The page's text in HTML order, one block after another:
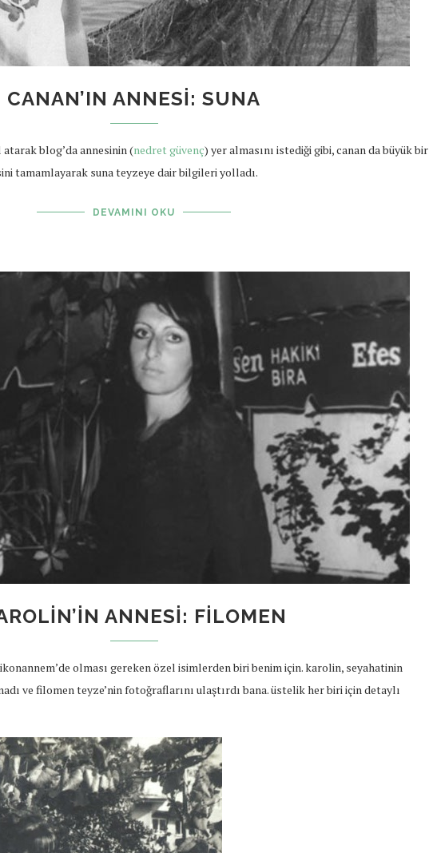
CANAN’IN ANNESI: SUNA
atarak blog’da annesinin (nedret güvenç) yer almasını istediği gibi, canan da büyük bir
tamamlayarak suna teyzeye dair bilgileri yolladı.
DEVAMINI OKU
ANNESI: FILOMEN
olması gereken özel isimlerden biri benim için. karolin, seyahatinin
ve filomen teyze’nin fotoğraflarını ulaştırdı bana. üstelik her biri için detaylı